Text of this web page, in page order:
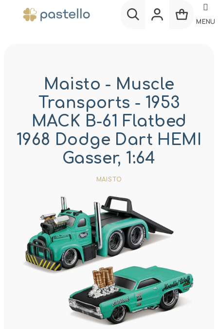
MENU
Maisto - Muscle
Transports - 1953
MACK B-61 Flatbed
1968 Dodge Dart HEMI
Gasser, 1:64
MAISTO